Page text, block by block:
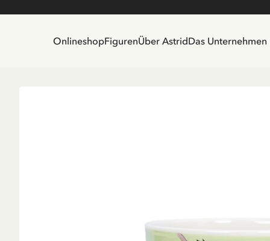
OnlineshopFigurenÜber AstridDas Unternehmen